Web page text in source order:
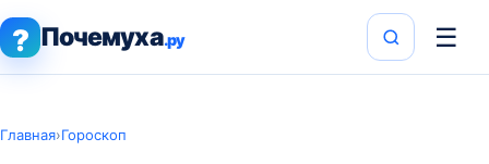
? Почемуха.ру ☰
Главная›Гороскоп